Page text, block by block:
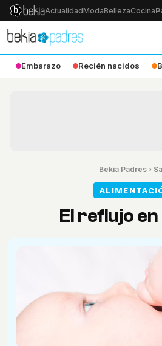
ActualidadModaBellezaCocina
Embarazo Recién nacidos
Bekia Padres›
El reflujo en